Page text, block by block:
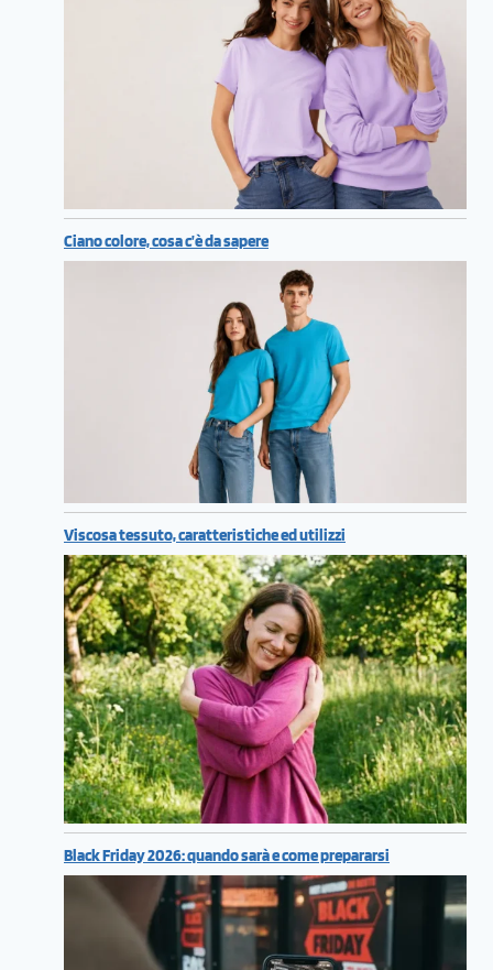
Ciano colore, cosa c’è da sapere
Viscosa tessuto, caratteristiche ed utilizzi
Black Friday 2026: quando sarà e come prepararsi